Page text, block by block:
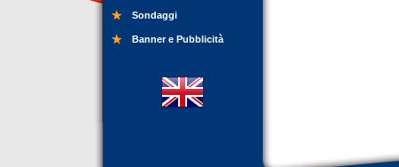
Sondaggi
Banner e Pubblicità